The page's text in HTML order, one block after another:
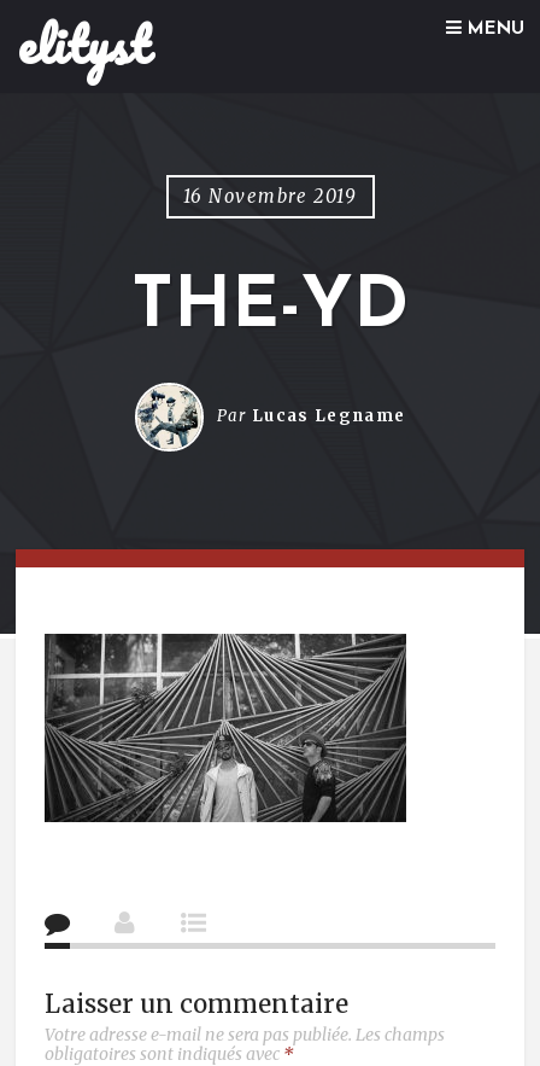
elityst MENU
Skip to content
16 Novembre 2019
THE-YD
Par Lucas Legname
Laisser un commentaire
Votre adresse e-mail ne sera pas publiée. Les champs
obligatoires sont indiqués avec *